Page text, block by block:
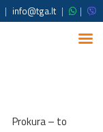
| info@tga.lt | |
Prokura – to